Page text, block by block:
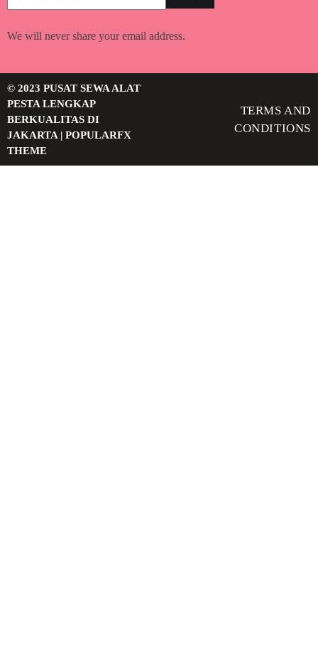
We will never share your email address.
© 2023 PUSAT SEWA ALAT
PESTA LENGKAP
BERKUALITAS DI
JAKARTA | POPULARFX
THEME
TERMS AND
CONDITIONS